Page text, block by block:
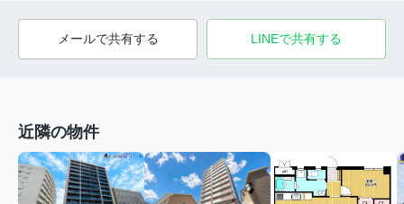
メールで共有する LINEで共有する
近隣の物件